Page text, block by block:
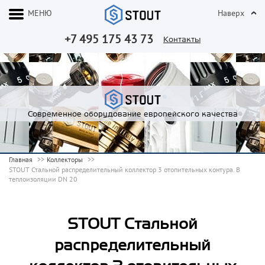
+7 495 175 43 73 Контакты
МЕНЮ Наверх
Современное оборудование европейского качества
Главная
Коллекторы
STOUT Стальной распределительный коллектор 3 отопительных контура. В
теплоизоляции DN 20
STOUT Стальной
распределительный